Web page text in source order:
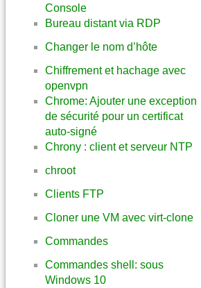
Console
Bureau distant via RDP
Changer le nom d’hôte
Chiffrement et hachage avec
openvpn
Chrome: Ajouter une exception
de sécurité pour un certificat
auto-signé
Chrony : client et serveur NTP
chroot
Clients FTP
Cloner une VM avec virt-clone
Commandes
Commandes shell: sous
Windows 10